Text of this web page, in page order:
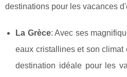
destinations pour les vacances
La Grèce: Avec ses
eaux cristallines et son climat
destination idéale pour les